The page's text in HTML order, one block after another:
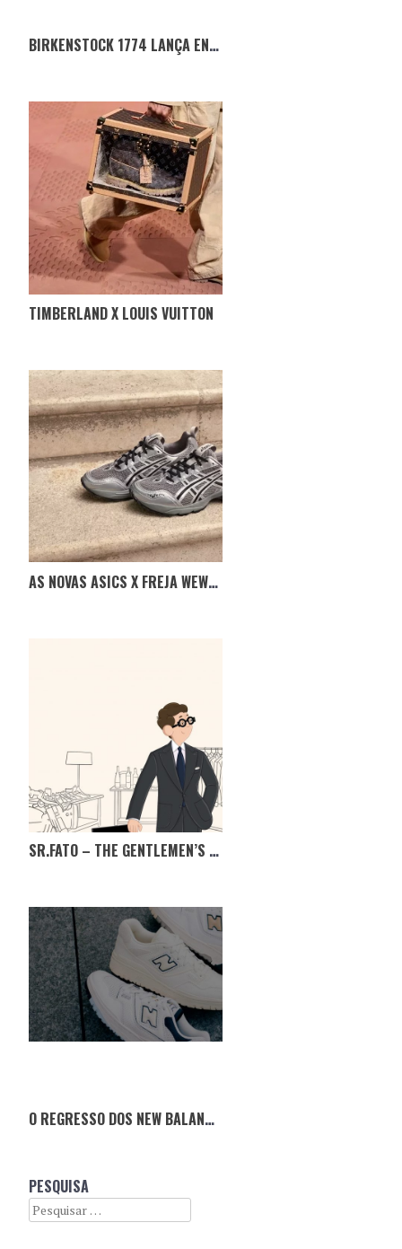
BIRKENSTOCK 1774 LANÇA ENSEMBLE 1774: UMA NOVA ERA DE COLABORAÇÃO CRIATIVA
TIMBERLAND X LOUIS VUITTON
AS NOVAS ASICS X FREJA WEWER GEL-1090 V2
SR.FATO – THE GENTLEMEN’S MARKET, TÊM MESMO DE IR!
O REGRESSO DOS NEW BALANCE 550
PESQUISA
Search